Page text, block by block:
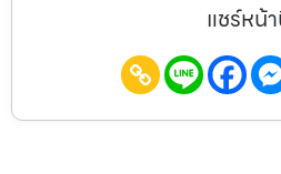
แชร์หน้